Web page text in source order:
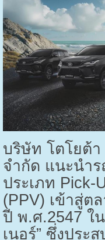
บริษัท โตโยต้า
จำกัด แนะนำร
ประเภท Pick-
(PPV) เข้าสู่ต
ปี พ.ศ.2547 ใ
เนอร์” ซึ่งประ